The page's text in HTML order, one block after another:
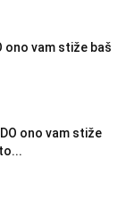
ono vam stiže baš
ono vam stiže